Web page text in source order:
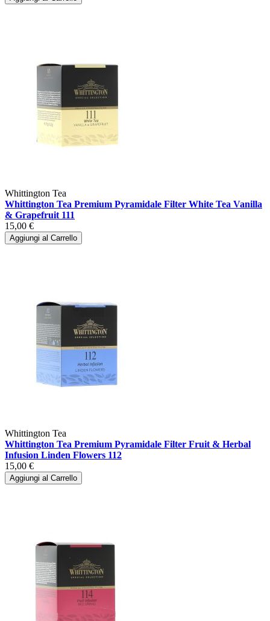
Whittington Tea
Whittington Tea Premium Pyramidale Filter White Tea Vanilla
& Grapefruit 111
15,00 €
Aggiungi al Carrello
Whittington Tea
Whittington Tea Premium Pyramidale Filter Fruit & Herbal
Infusion Linden Flowers 112
15,00 €
Aggiungi al Carrello